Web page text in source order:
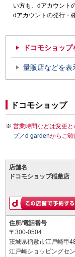
い方も、dアカウント
dアカウントの発行・
ドコモショップ
量販店などを表
ドコモショップ
営業時間などは変更
プ／d gardenからご確
店舗名
ドコモショップ稲敷店
住所/電話番号
〒300-0504
茨城県稲敷市江戸崎甲
江戸崎ショッピングセ